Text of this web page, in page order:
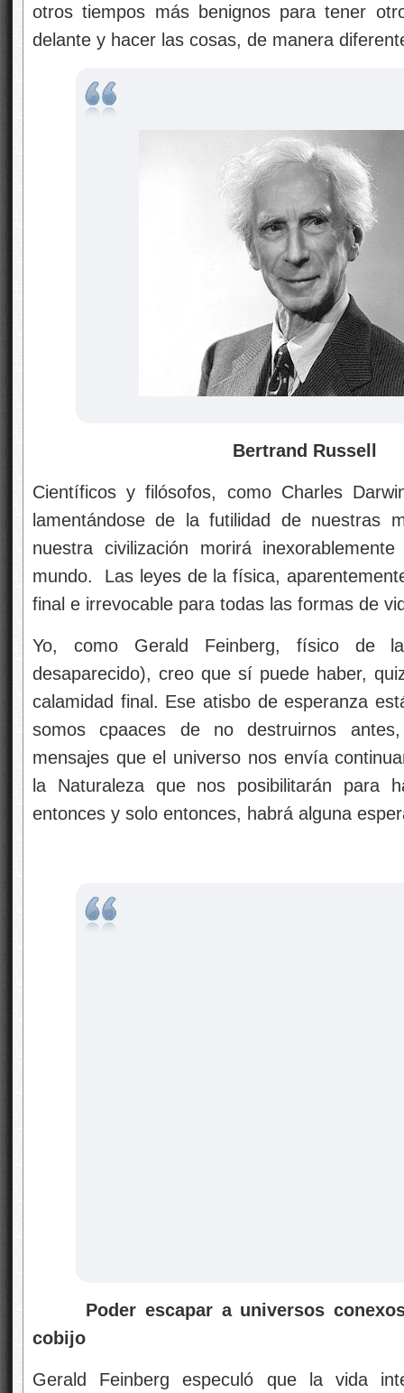
otros tiempos más benignos para tener
delante y hacer las cosas, de manera
Bertrand Russell
Científicos y filósofos, como Charles
lamentándose de la futilidad de nuestras
nuestra civilización morirá
mundo. Las leyes de la física,
final e irrevocable para todas las formas de
Yo, como Gerald Feinberg, físico de
desaparecido), creo que sí puede haber,
calamidad final. Ese atisbo de esperanza
somos cpaaces de no destruirnos
mensajes que el universo nos envía
la Naturaleza que nos posibilitarán para
entonces y solo entonces, habrá alguna
Poder escapar a universos
cobijo
Gerald Feinberg especuló que la vida